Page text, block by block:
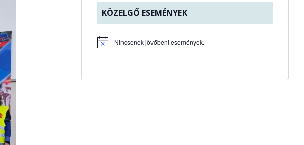
KÖZELGŐ ESEMÉNYEK
Nincsenek jövőbeni események.